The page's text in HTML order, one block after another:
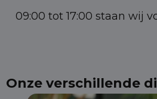
09:00 tot 17:00 staan wij
Onze verschillende